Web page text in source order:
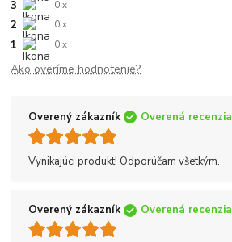
3 0 x
2 0 x
1 0 x
Ako overíme hodnotenie?
Overený zákazník Overená recenzia
Vynikajúci produkt! Odporúčam všetkým.
Overený zákazník Overená recenzia